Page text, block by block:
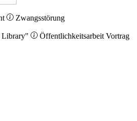
Zwangsstörung
Öffentlichkeitsarbeit Vortrag